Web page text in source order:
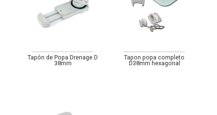
Tapón de Popa Drenage D
38mm
Tapon popa completo
D38mm hexagonal